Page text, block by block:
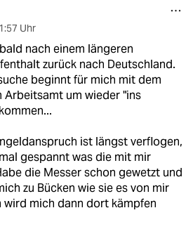
Uhr
nach einem längeren
zurück nach Deutschland.
beginnt für mich mit dem
Arbeitsamt um wieder "ins
ist längst verflogen,
gespannt was die mit mir
die Messer schon gewetzt und
zu Bücken wie sie es von mir
wird mich dann dort kämpfen